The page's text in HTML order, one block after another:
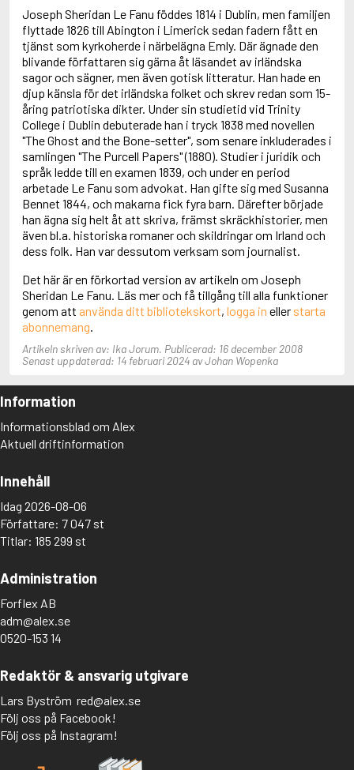
Adolfsson, Eva
Adolfsson, Evert
Adolfsson, Gunnar
Adolfsson, Josefine
Adolfsson, Maria
Adolphsen, Peter
Joseph Sheridan Le Fanu föddes 1814 i Dublin, men familjen
flyttade 1826 till Abington i Limerick sedan fadern fått en
tjänst som kyrkoherde i närbelägna Emly. Där ägnade den
blivande författaren sig gärna åt läsandet av irländska
sagor och sägner, men även gotisk litteratur. Han hade en
djup känsla för det irländska folket och skrev redan som 15-
åring patriotiska dikter. Under sin studietid vid Trinity
College i Dublin debuterade han i tryck 1838 med novellen
"The Ghost and the Bone-setter", som senare inkluderades i
samlingen "The Purcell Papers" (1880). Studier i juridik och
språk ledde till en examen 1839, och under en period
arbetade Le Fanu som advokat. Han gifte sig med Susanna
Bennet 1844, och makarna fick fyra barn. Därefter började
han ägna sig helt åt att skriva, främst skräckhistorier, men
även bl.a. historiska romaner och skildringar om Irland och
dess folk. Han var dessutom verksam som journalist.
Det här är en förkortad version av artikeln om Joseph
Sheridan Le Fanu. Läs mer och få tillgång till alla funktioner
genom att använda ditt bibliotekskort, logga in eller starta
abonnemang
Artikeln skriven av: Ika Jorum. Publicerad: 16 december 2008
Senast uppdaterad: 14 februari 2024 av Johan Wopenka
Information
Informationsblad om Alex
Aktuell driftinformation
Innehåll
Idag 2026-08-06
Författare: 7 047 st
Titlar: 185 299 st
Administration
Forflex AB
adm@alex.se
0520-153 14
Redaktör & ansvarig utgivare
Lars Byström red@alex.se
Följ oss på Facebook!
Följ oss på Instagram!